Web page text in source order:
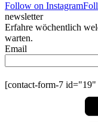
Follow on Instagram
newsletter
Erfahre wöchentlich
warten.
Email
[contact-form-7